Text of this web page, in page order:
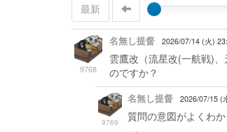
最新
9768
名無し提督 2026/07/14 (火)
雲鷹改（流星改(一航戦)
のですか？
9769
名無し提督 2026/07/15 (
質問の意図がよくわ